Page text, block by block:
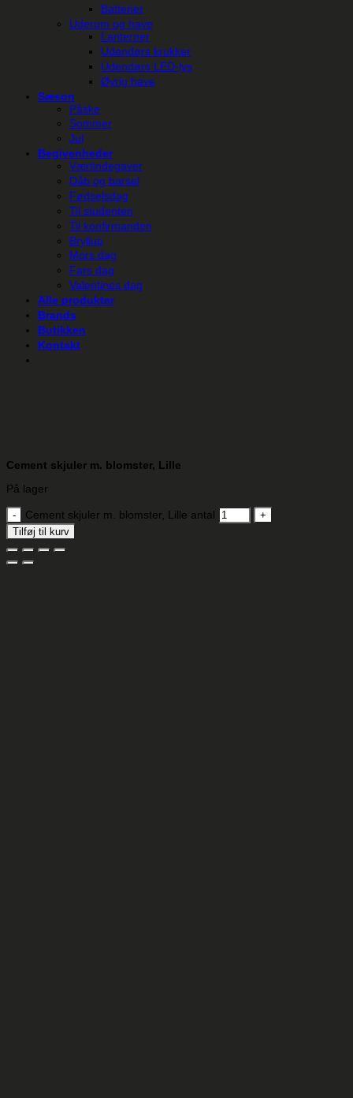
Batterier
Uderum og have
Lanterner
Udendørs krukker
Udendørs LED-lys
Øvrig have
Sæson
Påske
Sommer
Jul
Begivenheder
Værtindegaver
Dåb og barsel
Fødselsdag
Til studenten
Til konfirmanden
Bryllup
Mors dag
Fars dag
Valentines dag
Alle produkter
Brands
Butikken
Kontakt
Cement skjuler m. blomster, Lille
På lager
Cement skjuler m. blomster, Lille antal
Tilføj til kurv